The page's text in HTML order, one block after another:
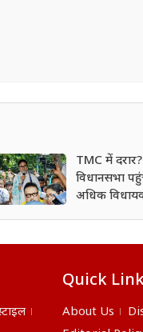
TMC में दरार?
विधानसभा
अधिक
Quick
About Us